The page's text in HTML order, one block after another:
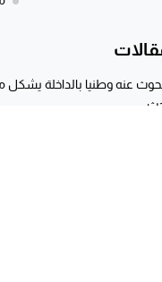
عنه وطنيا بالداخلة